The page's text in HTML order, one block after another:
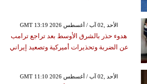
GMT 13:19 2026 الأحد ,02 آب / أغسطس
هدوء حذر بالشرق الأوسط بعد تراجع ترامب
عن الضربة وتحذيرات أميركية وتصعيد إيراني
GMT 11:10 2026 الأحد ,02 آب / أغسطس